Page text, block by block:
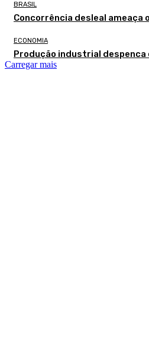
BRASIL
Concorrência desleal ameaça
ECONOMIA
Produção industrial despenca
Carregar mais